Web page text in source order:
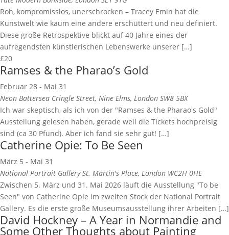
Roh, kompromisslos, unerschrocken – Tracey Emin hat die
Kunstwelt wie kaum eine andere erschüttert und neu definiert.
Diese große Retrospektive blickt auf 40 Jahre eines der
aufregendsten künstlerischen Lebenswerke unserer […]
£20
Ramses & the Pharao’s Gold
Februar 28 - Mai 31
Neon Battersea Cringle Street, Nine Elms, London SW8 5BX
Ich war skeptisch, als ich von der "Ramses & the Pharao's Gold"
Ausstellung gelesen haben, gerade weil die Tickets hochpreisig
sind (ca 30 Pfund). Aber ich fand sie sehr gut! […]
Catherine Opie: To Be Seen
März 5 - Mai 31
National Portrait GallerySt. Martin's Place, London WC2H 0HE
Zwischen 5. März und 31. Mai 2026 läuft die Ausstellung "To be
Seen" von Catherine Opie im zweiten Stock der National Portrait
Gallery. Es die erste große Museumsausstellung ihrer Arbeiten […]
David Hockney – A Year in Normandie and
Some Other Thoughts about Painting